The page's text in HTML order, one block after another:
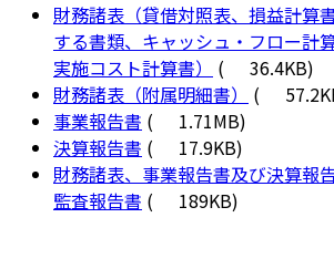
財務諸表（貸借対照表、損益計算
する書類、キャッシュ・フロー計
実施コスト計算書）
(
36.4KB)
財務諸表（附属明細書）
(
事業報告書 (
1.71MB)
決算報告書 (
17.9KB)
財務諸表、事業報告書及び決算報
監査報告書 ( 189KB)